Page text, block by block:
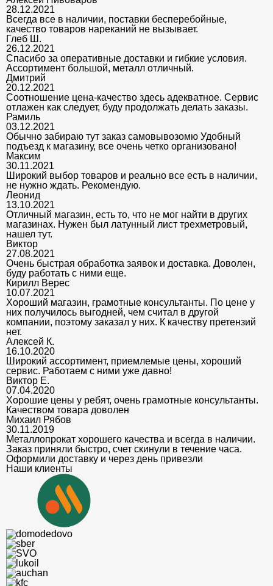
28.12.2021
Всегда все в наличии, поставки бесперебойные,
качество товаров нареканий не вызывает.
Глеб Ш.
26.12.2021
Спасибо за оперативные доставки и гибкие условия.
Ассортимент большой, металл отличный.
Дмитрий
20.12.2021
Соотношение цена-качество здесь адекватное. Сервис
отлажен как следует, буду продолжать делать заказы.
Рамиль
03.12.2021
Обычно забираю тут заказ самовывозомю Удобный
подъезд к магазину, все очень четко организовано!
Максим
30.11.2021
Широкий выбор товаров и реально все есть в наличии,
не нужно ждать. Рекомендую.
Леонид
13.10.2021
Отличный магазин, есть то, что не мог найти в других
магазинах. Нужен был латунный лист трехметровый,
нашел тут.
Виктор
27.08.2021
Очень быстрая обработка заявок и доставка. Доволен,
буду работать с ними еще.
Кирилл Верес
10.07.2021
Хороший магазин, грамотные консультанты. По цене у
них получилось выгодней, чем считал в другой
компании, поэтому заказал у них. К качеству претензий
нет.
Алексей К.
16.10.2020
Широкий ассортимент, приемлемые цены, хороший
сервис. Работаем с ними уже давно!
Виктор Е.
07.04.2020
Хорошие цены у ребят, очень грамотные консультанты.
Качеством товара доволен
Михаил Рябов
30.11.2019
Металлопрокат хорошего качества и всегда в наличии.
Заказ приняли быстро, счет скинули в течение часа.
Оформили доставку и через день привезли
Наши клиенты